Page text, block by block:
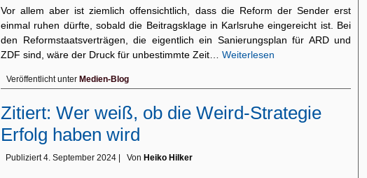
Vor allem aber ist ziemlich offensichtlich, dass die Reform der Sender erst
einmal ruhen dürfte, sobald die Beitragsklage in Karlsruhe eingereicht ist. Bei
den Reformstaatsverträgen, die eigentlich ein Sanierungsplan für ARD und
ZDF sind, wäre der Druck für unbestimmte Zeit… Weiterlesen
Veröffentlicht unter Medien-Blog
Zitiert: Wer weiß, ob die Weird-Strategie
Erfolg haben wird
Publiziert 4. September 2024 Von Heiko Hilker